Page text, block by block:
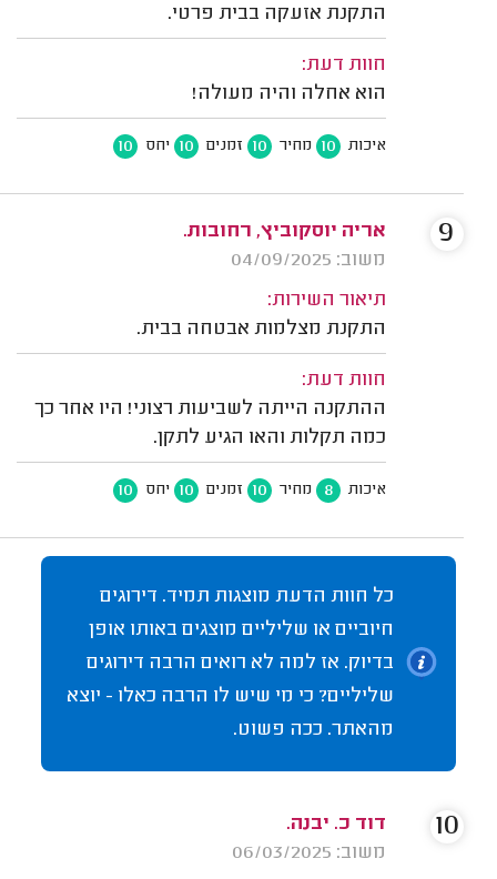
התקנת אזעקה בבית פרטי.
חוות דעת:
הוא אחלה והיה מעולה!
איכות 10 מחיר 10 זמנים 10 יחס 10
אריה יוסקוביץ, רחובות.
משוב: 04/09/2025
תיאור השירות:
התקנת מצלמות אבטחה בבית.
חוות דעת:
ההתקנה הייתה לשביעות רצוני! היו אחר כך
כמה תקלות והאו הגיע לתקן.
איכות 8 מחיר 10 זמנים 10 יחס 10
9
כל חוות הדעת מוצגות תמיד. דירוגים
חיוביים או שליליים מוצגים באותו אופן
בדיוק. אז למה לא רואים הרבה דירוגים
שליליים? כי מי שיש לו הרבה כאלו - יוצא
מהאתר. ככה פשוט.
דוד כ. יבנה.
משוב: 06/03/2025
10